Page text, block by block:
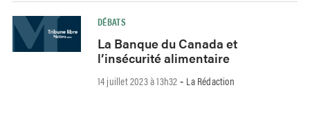
DÉBATS
La Banque du Canada et
l’insécurité alimentaire
14 juillet 2023 à 13h32 - La Rédaction